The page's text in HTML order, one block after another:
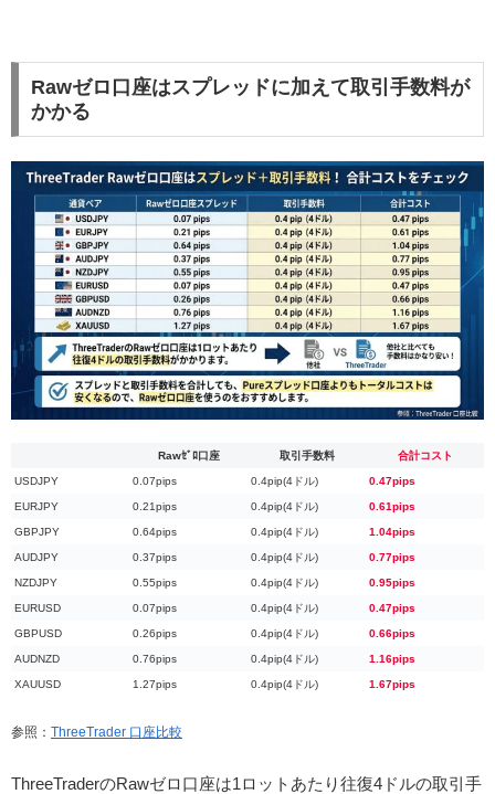
Rawゼロ口座はスプレッドに加えて取引手数料が
かかる
Rawｾﾞﾛ口座 取引手数料 合計コスト
USDJPY 0.07pips 0.4pip(4ドル) 0.47pips
EURJPY 0.21pips 0.4pip(4ドル) 0.61pips
GBPJPY 0.64pips 0.4pip(4ドル) 1.04pips
AUDJPY 0.37pips 0.4pip(4ドル) 0.77pips
NZDJPY 0.55pips 0.4pip(4ドル) 0.95pips
EURUSD 0.07pips 0.4pip(4ドル) 0.47pips
GBPUSD 0.26pips 0.4pip(4ドル) 0.66pips
AUDNZD 0.76pips 0.4pip(4ドル) 1.16pips
XAUUSD 1.27pips 0.4pip(4ドル) 1.67pips
参照： ThreeTrader 口座比較
ThreeTraderのRawゼロ口座は1ロットあたり往復4ドルの取引手